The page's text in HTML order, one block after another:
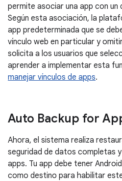
permite asociar una app con un
Según esta asociación, la
app predeterminada que se
vínculo web en particular y
solicita a los usuarios que
aprender a implementar esta
manejar vínculos de apps.
Auto Backup for
Ahora, el sistema realiza
seguridad de datos completas
apps. Tu app debe tener
como destino para habilitar